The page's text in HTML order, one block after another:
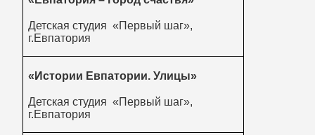
Детская студия «Первый шаг»,
г.Евпатория
«Истории Евпатории. Улицы»
Детская студия «Первый шаг»,
г.Евпатория